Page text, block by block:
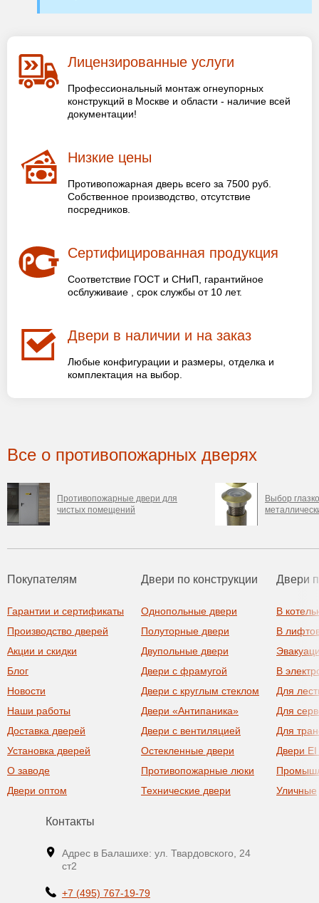
Лицензированные услуги
Профессиональный монтаж огнеупорных
конструкций в Москве и области - наличие всей
документации!
Низкие цены
Противопожарная дверь всего за 7500 руб.
Собственное производство, отсутствие
посредников.
Сертифицированная продукция
Соответствие ГОСТ и СНиП, гарантийное
осблуживаие , срок службы от 10 лет.
Двери в наличии и на заказ
Любые конфигурации и размеры, отделка и
комплектация на выбор.
Все о противопожарных дверях
Противопожарные двери для
чистых помещений
Выбор
Покупателям
Гарантии и сертификаты
Производство дверей
Акции и скидки
Блог
Новости
Наши работы
Доставка дверей
Установка дверей
О заводе
Двери оптом
Двери по конструкции
Однопольные двери
Полуторные двери
Двупольные двери
Двери с фрамугой
Двери с круглым стеклом
Двери «Антипаника»
Двери с вентиляцией
Остекленные двери
Противопожарные люки
Технические двери
Двери
В
В
В
Для
Для
Для
Двери
Уличные
Контакты
Адрес в Балашихе: ул. Твардовского, 24
ст2
+7 (495) 767-19-79